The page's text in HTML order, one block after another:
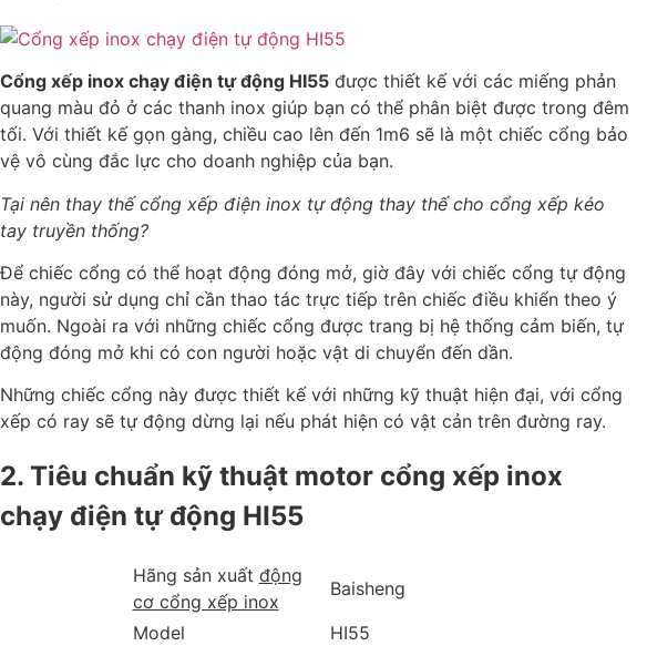
Cổng xếp inox chạy điện tự động HI55 được thiết kế với các miếng phản
quang màu đỏ ở các thanh inox giúp bạn có thể phân biệt được trong đêm
tối. Với thiết kế gọn gàng, chiều cao lên đến 1m6 sẽ là một chiếc cổng bảo
vệ vô cùng đắc lực cho doanh nghiệp của bạn.
Tại nên thay thế cổng xếp điện inox tự động thay thế cho cổng xếp kéo
tay truyền thống?
Để chiếc cổng có thể hoạt động đóng mở, giờ đây với chiếc cổng tự động
này, người sử dụng chỉ cần thao tác trực tiếp trên chiếc điều khiển theo ý
muốn. Ngoài ra với những chiếc cổng được trang bị hệ thống cảm biến, tự
động đóng mở khi có con người hoặc vật di chuyển đến dần.
Những chiếc cổng này được thiết kế với những kỹ thuật hiện đại, với cổng
xếp có ray sẽ tự động dừng lại nếu phát hiện có vật cản trên đường ray.
2. Tiêu chuẩn kỹ thuật motor cổng xếp inox
chạy điện tự động HI55
Hãng sản xuất động
cơ cổng xếp inox
Baisheng
Model
HI55